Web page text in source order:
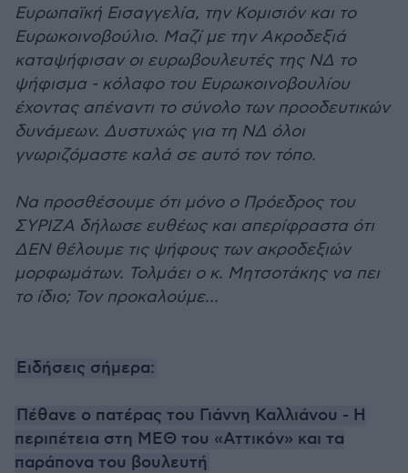
Ευρωπαϊκή Εισαγγελία, την Κομισιόν και το
Ευρωκοινοβούλιο. Μαζί με την Ακροδεξιά
καταψήφισαν οι ευρωβουλευτές της ΝΔ το
ψήφισμα - κόλαφο του Ευρωκοινοβουλίου
έχοντας απέναντι το σύνολο των προοδευτικών
δυνάμεων. Δυστυχώς για τη ΝΔ όλοι
γνωριζόμαστε καλά σε αυτό τον τόπο.
Να προσθέσουμε ότι μόνο ο Πρόεδρος του
ΣΥΡΙΖΑ δήλωσε ευθέως και απερίφραστα ότι
ΔΕΝ θέλουμε τις ψήφους των ακροδεξιών
μορφωμάτων. Τολμάει ο κ. Μητσοτάκης να πει
το ίδιο; Τον προκαλούμε...
Ειδήσεις σήμερα:
Πέθανε ο πατέρας του Γιάννη Καλλιάνου - Η
περιπέτεια στη ΜΕΘ του «Αττικόν» και τα
παράπονα του βουλευτή